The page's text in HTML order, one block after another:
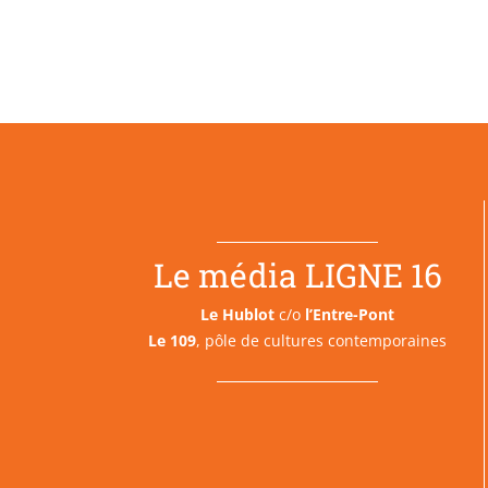
Le média LIGNE 16
Le Hublot c/o l’Entre-Pont
Le 109, pôle de cultures contemporaines